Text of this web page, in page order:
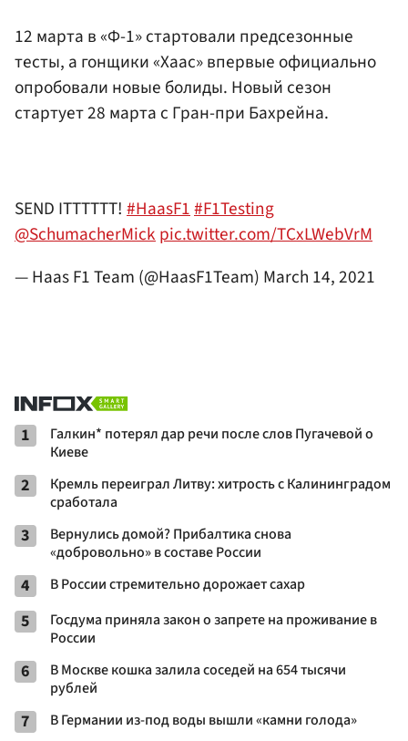
12 марта в «Ф-1» стартовали предсезонные
тесты, а гонщики «Хаас» впервые официально
опробовали новые болиды. Новый сезон
стартует 28 марта с Гран-при Бахрейна.
SEND ITTTTTT! #HaasF1#F1Testing
@SchumacherMickpic.twitter.com/TCxLWebVrM
— Haas F1 Team (@HaasF1Team) March 14, 2021
1
Галкин* потерял дар речи после слов Пугачевой о
Киеве
2
Кремль переиграл Литву: хитрость с Калининградом
сработала
3
Вернулись домой? Прибалтика снова
«добровольно» в составе России
4 В России стремительно дорожает сахар
5
Госдума приняла закон о запрете на проживание в
России
6
В Москве кошка залила соседей на 654 тысячи
рублей
7 В Германии из-под воды вышли «камни голода»